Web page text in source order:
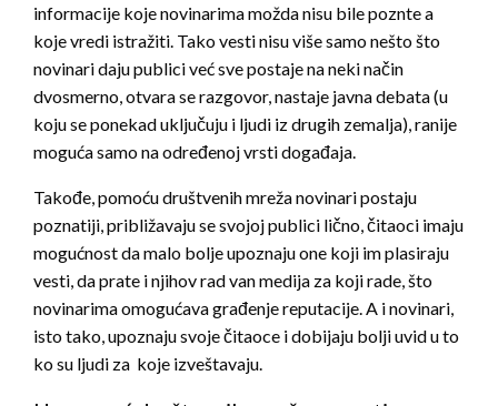
informacije koje novinarima možda nisu bile poznte a
koje vredi istražiti. Tako vesti nisu više samo nešto što
novinari daju publici već sve postaje na neki način
dvosmerno, otvara se razgovor, nastaje javna debata (u
koju se ponekad uključuju i ljudi iz drugih zemalja), ranije
moguća samo na određenoj vrsti događaja.
Takođe, pomoću društvenih mreža novinari postaju
poznatiji, približavaju se svojoj publici lično, čitaoci imaju
mogućnost da malo bolje upoznaju one koji im plasiraju
vesti, da prate i njihov rad van medija za koji rade, što
novinarima omogućava građenje reputacije. A i novinari,
isto tako, upoznaju svoje čitaoce i dobijaju bolji uvid u to
ko su ljudi za koje izveštavaju.